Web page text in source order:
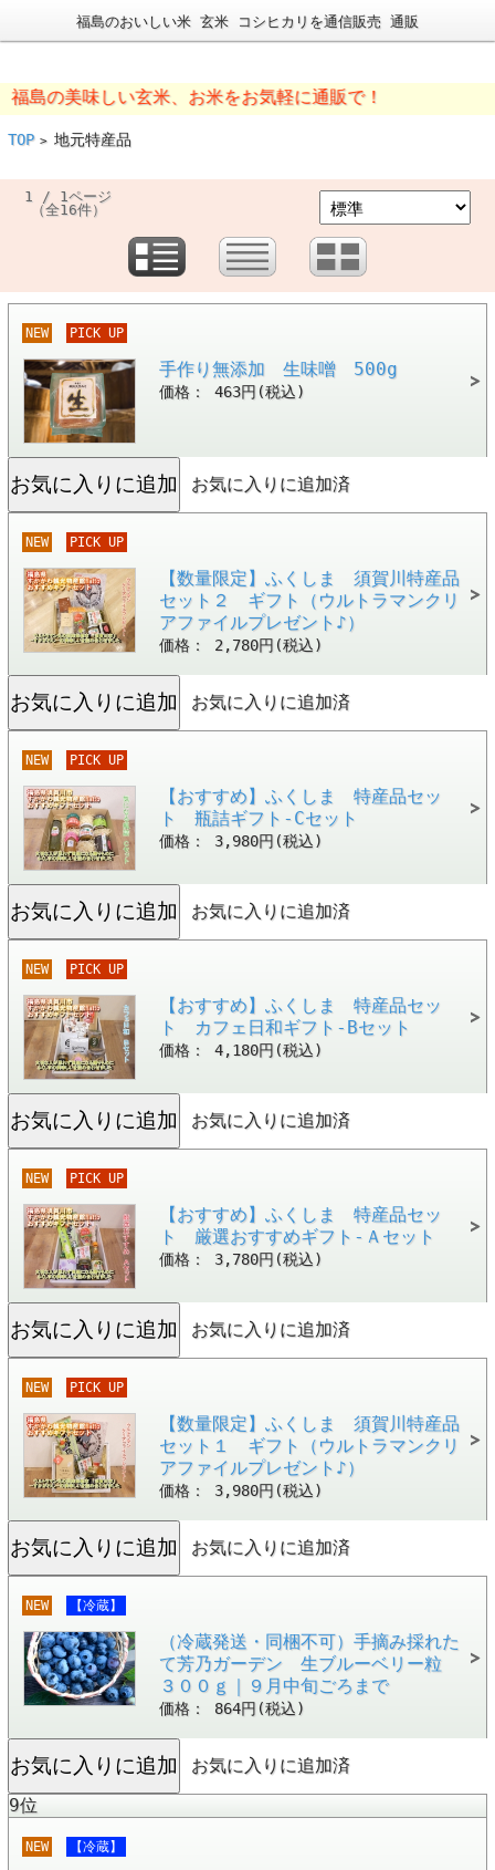
福島のおいしい米 玄米 コシヒカリを通信販売 通販
の美味しい玄米、お米をお気軽に通販で！
TOP > 地元特産品
1 / 1ページ
（全16件）
NEW PICK UP
手作り無添加 生味噌 500g
価格： 463円(税込)
お気に入りに追加済
NEW PICK UP
【数量限定】ふくしま 須賀川特産品
セット２ ギフト（ウルトラマンクリ
アファイルプレゼント♪）
価格： 2,780円(税込)
お気に入りに追加済
NEW PICK UP
【おすすめ】ふくしま 特産品セッ
ト 瓶詰ギフト-Cセット
価格： 3,980円(税込)
お気に入りに追加済
NEW PICK UP
【おすすめ】ふくしま 特産品セッ
ト カフェ日和ギフト-Bセット
価格： 4,180円(税込)
お気に入りに追加済
NEW PICK UP
【おすすめ】ふくしま 特産品セッ
ト 厳選おすすめギフト-Ａセット
価格： 3,780円(税込)
お気に入りに追加済
NEW PICK UP
【数量限定】ふくしま 須賀川特産品
セット１ ギフト（ウルトラマンクリ
アファイルプレゼント♪）
価格： 3,980円(税込)
お気に入りに追加済
NEW 【冷蔵】
（冷蔵発送・同梱不可）手摘み採れた
て芳乃ガーデン 生ブルーベリー粒
３００ｇ｜９月中旬ごろまで
価格： 864円(税込)
お気に入りに追加済
9位
NEW 【冷蔵】